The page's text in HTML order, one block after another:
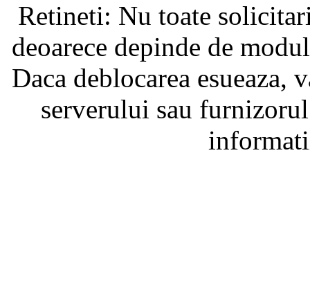
Retineti: Nu toate
deoarece depinde de
Daca deblocarea
serverului sau